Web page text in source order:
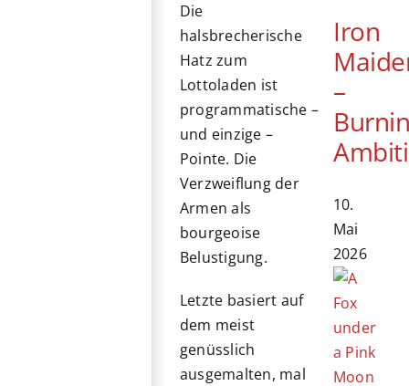
Die
halsbrecherische
Hatz zum
Lottoladen ist
programmatische –
und einzige –
Pointe. Die
Verzweiflung der
Armen als
bourgeoise
Belustigung.
Letzte basiert auf
dem meist
genüsslich
ausgemalten, mal
Iron
–
10.
Mai
2026